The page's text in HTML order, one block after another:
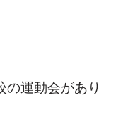
の運動会があり